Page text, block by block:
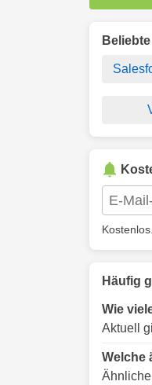
Häufig
Wie
Aktuell
Welche